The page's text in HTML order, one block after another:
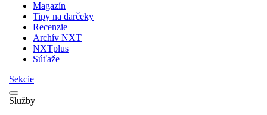
Magazín
Tipy na darčeky
Recenzie
Archív NXT
NXTplus
Súťaže
Sekcie
Služby